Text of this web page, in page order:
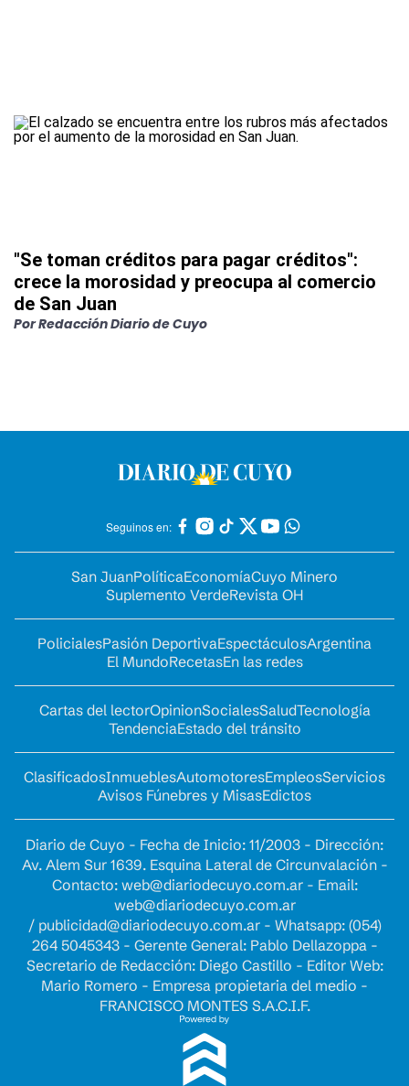
"Se toman créditos para pagar créditos":
crece la morosidad y preocupa al comercio
de San Juan
PorRedacción Diario de Cuyo
Seguinos en:
San JuanPolíticaEconomíaCuyo Minero
Suplemento VerdeRevista OH
PolicialesPasión DeportivaEspectáculosArgentina
El MundoRecetasEn las redes
Cartas del lectorOpinionSocialesSaludTecnología
TendenciaEstado del tránsito
ClasificadosInmueblesAutomotoresEmpleosServicios
Avisos Fúnebres y MisasEdictos
Diario de Cuyo - Fecha de Inicio: 11/2003 - Dirección:
Av. Alem Sur 1639. Esquina Lateral de Circunvalación -
Contacto: web@diariodecuyo.com.ar- Email:
web@diariodecuyo.com.ar
/ publicidad@diariodecuyo.com.ar- Whatsapp: (054)
264 5045343 - Gerente General: Pablo Dellazoppa -
Secretario de Redacción: Diego Castillo - Editor Web:
Mario Romero - Empresa propietaria del medio -
FRANCISCO MONTES S.A.C.I.F.